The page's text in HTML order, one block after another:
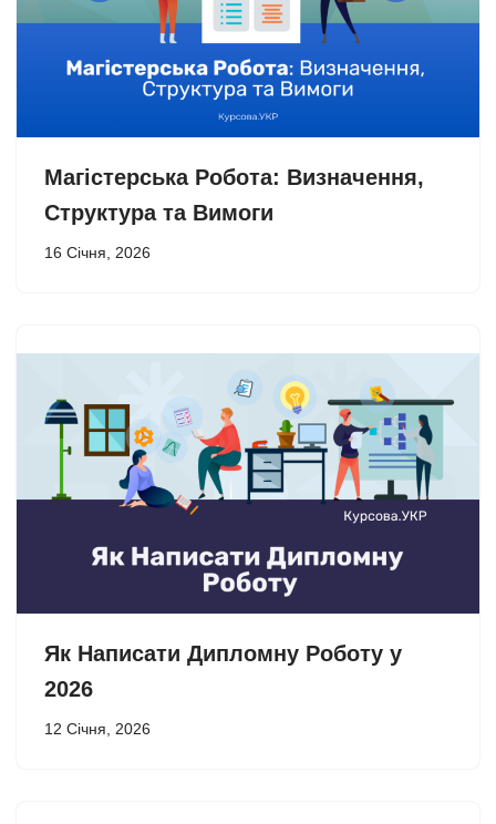
Магістерська Робота: Визначення,
Структура та Вимоги
16 Січня, 2026
Як Написати Дипломну Роботу у
2026
12 Січня, 2026